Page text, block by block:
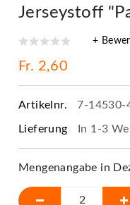
Jerseystoff
+
Fr. 2,60
Artikelnr. 7-14530-
Lieferung In 1-3
Mengenangabe in